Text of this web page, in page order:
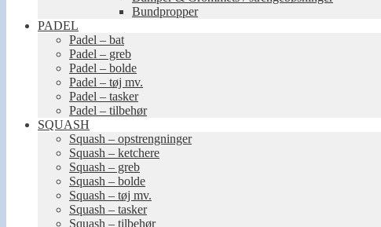
Bundpropper
PADEL
Padel – bat
Padel – greb
Padel – bolde
Padel – tøj mv.
Padel – tasker
Padel – tilbehør
SQUASH
Squash – opstrengninger
Squash – ketchere
Squash – greb
Squash – bolde
Squash – tøj mv.
Squash – tasker
Squash – tilbehør